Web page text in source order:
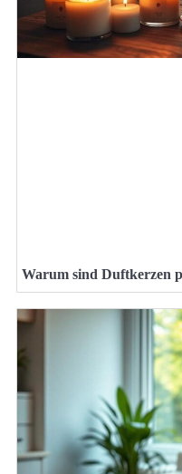
Warum sind Duftkerzen